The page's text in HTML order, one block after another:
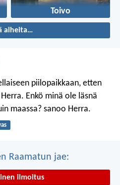
Toivo
aiheita…
piilopaikkaan, etten
Enkö minä ole läsnä
maassa? sanoo Herra.
Raamatun jae:
ilmoitus